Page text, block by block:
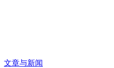
文章与新闻